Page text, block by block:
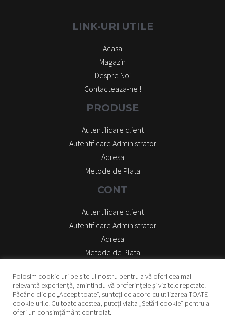
LINK-URI UTILE
Acasa
Magazin
Despre Noi
Contacteaza-ne !
PRODUSE
Autentificare client
Autentificare Administrator
Adresa
Metode de Plata
CONT
Autentificare client
Autentificare Administrator
Adresa
Metode de Plata
Copyright © 2026 Plastic Industrie
Folosim cookie-uri pe site-ul nostru pentru a vă oferi cea mai
relevantă experiență, amintindu-vă preferințele și vizitele repetate.
Făcând clic pe „Accept toate”, sunteți de acord cu utilizarea TOATE
cookie-urile. Cu toate acestea, puteți vizita „Setări cookie” pentru a
oferi un consimțământ controlat.